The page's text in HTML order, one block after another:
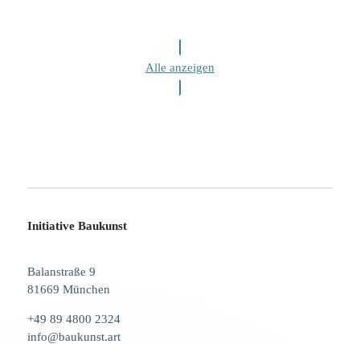
Alle anzeigen
Initiative Baukunst
Balanstraße 9
81669 München
+49 89 4800 2324
info@baukunst.art